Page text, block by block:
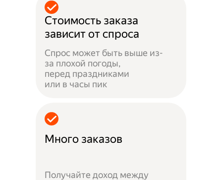
Стоимость заказа
зависит от спроса
Спрос может быть выше из-
за плохой погоды,
перед праздниками
или в часы пик
Много заказов
Получайте доход между